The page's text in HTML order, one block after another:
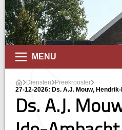
MENU
Diensten
Preekrooster
27-12-2026: Ds. A.J. Mouw,
Ds. A.J.